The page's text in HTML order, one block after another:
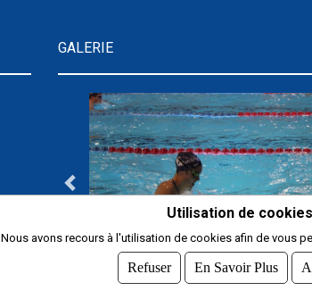
GALERIE
Utilisation de cookies
Nous avons recours à l'utilisation de cookies afin de vous
Refuser En Savoir Plus